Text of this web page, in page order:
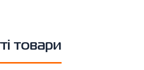
товари